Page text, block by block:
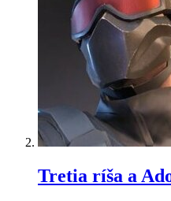
Tretia ríša a